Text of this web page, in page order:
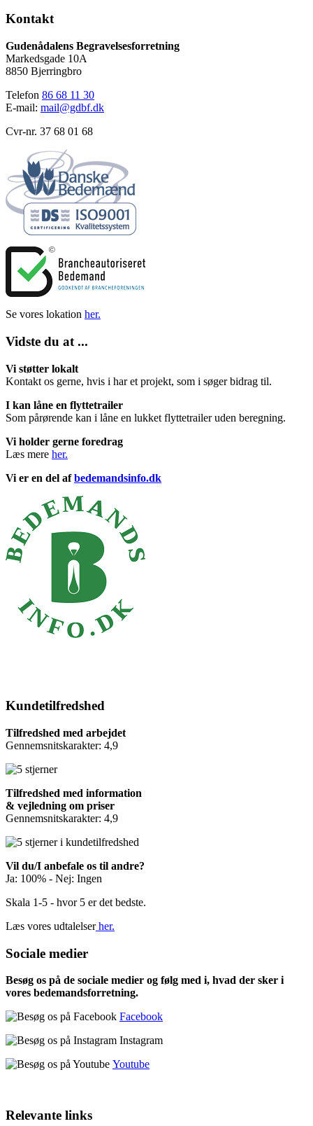
Kontakt
Gudenådalens Begravelsesforretning
Markedsgade 10A
8850 Bjerringbro
Telefon 86 68 11 30
E-mail: mail@gdbf.dk
Cvr-nr. 37 68 01 68
Se vores lokation her.
Vidste du at ...
Vi støtter lokalt
Kontakt os gerne, hvis i har et projekt, som i søger bidrag til.
I kan låne en flyttetrailer
Som pårørende kan i låne en lukket flyttetrailer uden beregning.
Vi holder gerne foredrag
Læs mere her.
Vi er en del afbedemandsinfo.dk
Kundetilfredshed
Tilfredshed med arbejdet
Gennemsnitskarakter: 4,9
Tilfredshed med information
& vejledning om priser
Gennemsnitskarakter: 4,9
Vil du/I anbefale os til andre?
Ja: 100% - Nej: Ingen
Skala 1-5 - hvor 5 er det bedste.
Læs vores udtalelserher.
Sociale medier
Besøg os på de sociale medier og følg med i, hvad der sker i
vores bedemandsforretning.
Facebook
Instagram
Youtube
Relevante links